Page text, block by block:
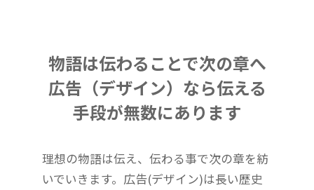
物語は伝わることで次の章へ
広告（デザイン）なら伝える
手段が無数にあります
理想の物語は伝え、伝わる事で次の章を紡
いでいきます。広告(デザイン)は長い歴史